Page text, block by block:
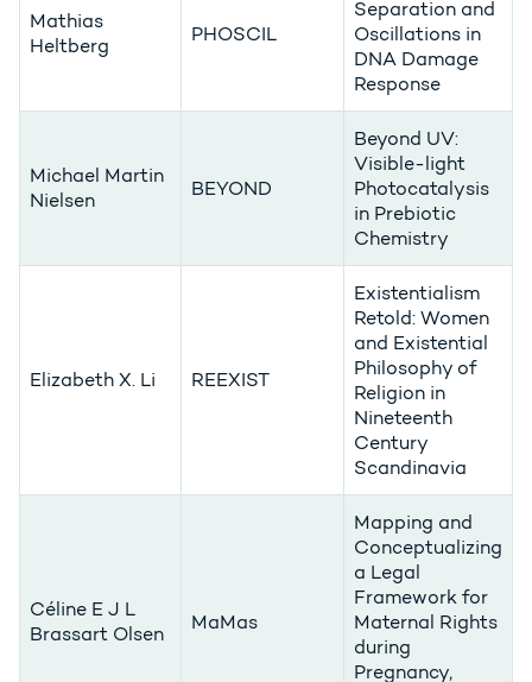
Mathias
Heltberg
PHOSCIL
Separation and
Oscillations in
DNA Damage
Response
Michael Martin
Nielsen
BEYOND
Beyond UV:
Visible-light
Photocatalysis
in Prebiotic
Chemistry
Elizabeth X. Li REEXIST
Existentialism
Retold: Women
and Existential
Philosophy of
Religion in
Nineteenth
Century
Scandinavia
Céline E J L
Brassart Olsen
MaMas
Mapping and
Conceptualizing
a Legal
Framework for
Maternal Rights
during
Pregnancy,